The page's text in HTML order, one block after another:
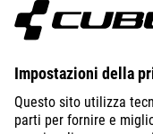
ABOUT US
EXPLORE